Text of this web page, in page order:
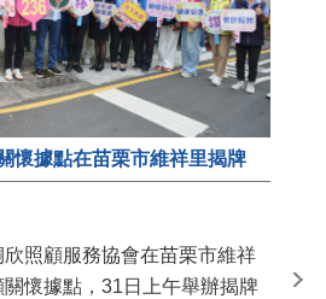
懷據點在苗栗市維祥里揭牌
照顧服務協會在苗栗市維祥
懷據點，31日上午舉辦揭牌
苗